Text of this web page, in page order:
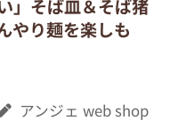
」そば皿＆そば猪
やり麺を楽しも
アンジェ web shop